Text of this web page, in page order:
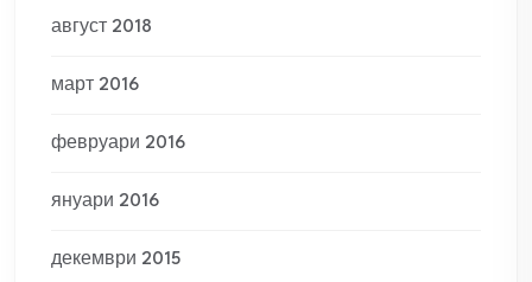
август 2018
март 2016
февруари 2016
януари 2016
декември 2015